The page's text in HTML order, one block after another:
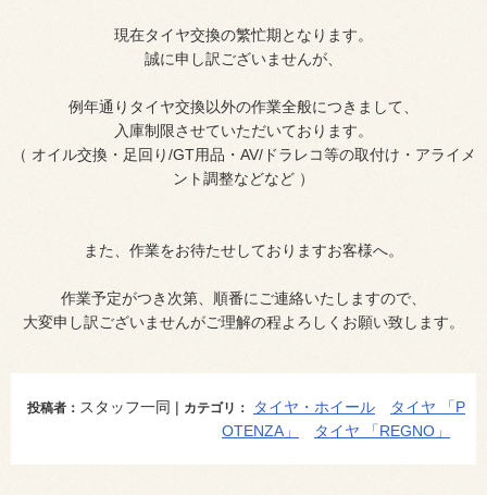
現在タイヤ交換の繁忙期となります。
誠に申し訳ございませんが、
例年通りタイヤ交換以外の作業全般につきまして、
入庫制限させていただいております。
（ オイル交換・足回り/GT用品・AV/ドラレコ等の取付け・アライメ
ント調整などなど ）
また、作業をお待たせしておりますお客様へ。
作業予定がつき次第、順番にご連絡いたしますので、
大変申し訳ございませんがご理解の程よろしくお願い致します。
投稿者： スタッフ一同 | カテゴリ： タイヤ・ホイール
タイヤ 「P
OTENZA」
タイヤ 「REGNO」